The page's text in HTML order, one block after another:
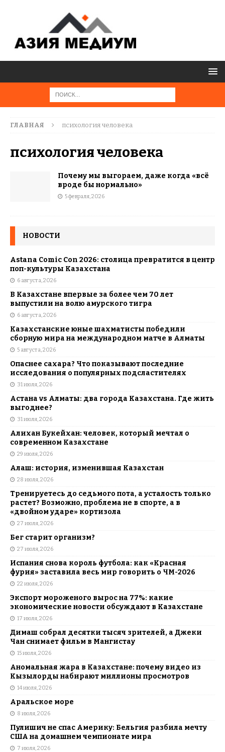
ГЛАВНАЯ психология человека
психология человека
Почему мы выгораем, даже когда «всё
вроде бы нормально»
5 февраля, 2026
НОВОСТИ
Astana Comic Con 2026: столица превратится в центр
поп-культуры Казахстана
6 августа, 2026
В Казахстане впервые за более чем 70 лет
выпустили на волю амурского тигра
6 августа, 2026
Казахстанские юные шахматисты победили
сборную мира на международном матче в Алматы
5 августа, 2026
Опаснее сахара? Что показывают последние
исследования о популярных подсластителях
31 июля, 2026
Астана vs Алматы: два города Казахстана. Где жить
выгоднее?
31 июля, 2026
Алихан Букейхан: человек, который мечтал о
современном Казахстане
29 июля, 2026
Алаш: история, изменившая Казахстан
28 июля, 2026
Тренируетесь до седьмого пота, а усталость только
растет? Возможно, проблема не в спорте, а в
«двойном ударе» кортизола
27 июля, 2026
Бег старит организм?
27 июля, 2026
Испания снова король футбола: как «Красная
фурия» заставила весь мир говорить о ЧМ-2026
22 июля, 2026
Экспорт мороженого вырос на 77%: какие
экономические новости обсуждают в Казахстане
17 июля, 2026
Димаш собрал десятки тысяч зрителей, а Джеки
Чан снимает фильм в Мангистау
15 июля, 2026
Аномальная жара в Казахстане: почему видео из
Кызылорды набирают миллионы просмотров
14 июля, 2026
Аральское море
8 июля, 2026
Пулишич не спас Америку: Бельгия разбила мечту
США на домашнем чемпионате мира
7 июля, 2026